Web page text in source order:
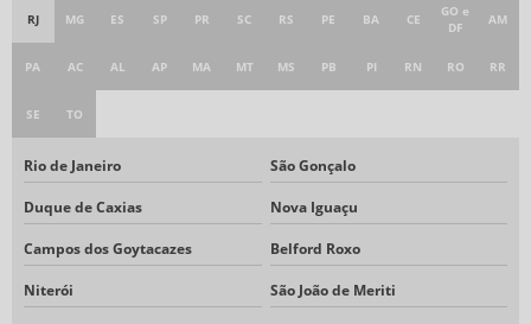
RJ MG ES SP PR SC RS PE BA CE
GO e
DF
AM
PA AC AL AP MA MT MS PB PI RN RO RR
SE TO
Rio de Janeiro São Gonçalo
Duque de Caxias Nova Iguaçu
Campos dos Goytacazes Belford Roxo
Niterói São João de Meriti